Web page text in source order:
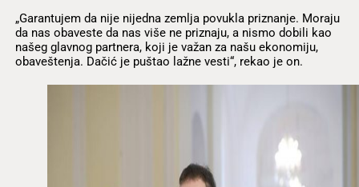
„Garantujem da nije nijedna zemlja povukla priznanje. Moraju
da nas obaveste da nas više ne priznaju, a nismo dobili kao
našeg glavnog partnera, koji je važan za našu ekonomiju,
obaveštenja. Dačić je puštao lažne vesti“, rekao je on.